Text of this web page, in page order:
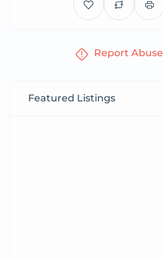
Report Abuse
Featured Listings